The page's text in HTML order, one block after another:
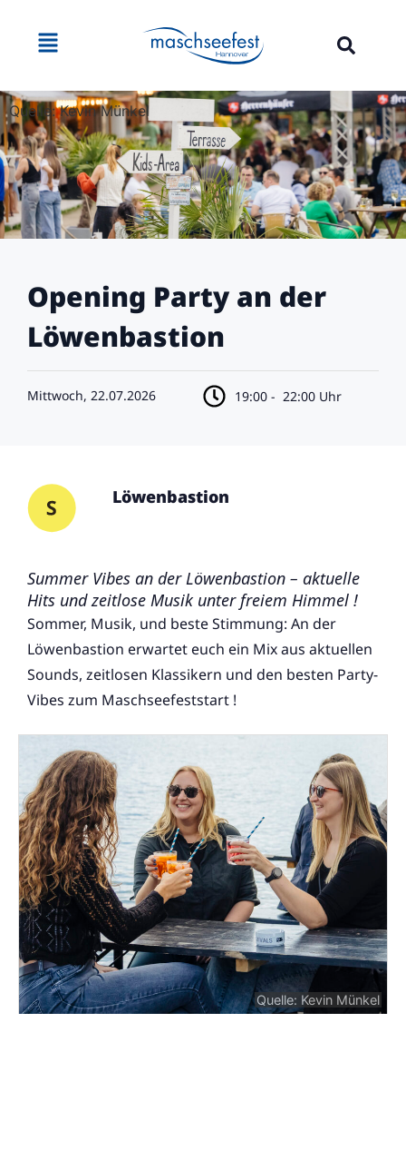
Quelle: Kevin Münkel
Opening Party an der
Löwenbastion
Mittwoch, 22.07.2026 19:00 - 22:00 Uhr
Löwenbastion
Summer Vibes an der Löwenbastion – aktuelle
Hits und zeitlose Musik unter freiem Himmel !
Sommer, Musik, und beste Stimmung: An der
Löwenbastion erwartet euch ein Mix aus aktuellen
Sounds, zeitlosen Klassikern und den besten Party-
Vibes zum Maschseefeststart !
Quelle: Kevin Münkel